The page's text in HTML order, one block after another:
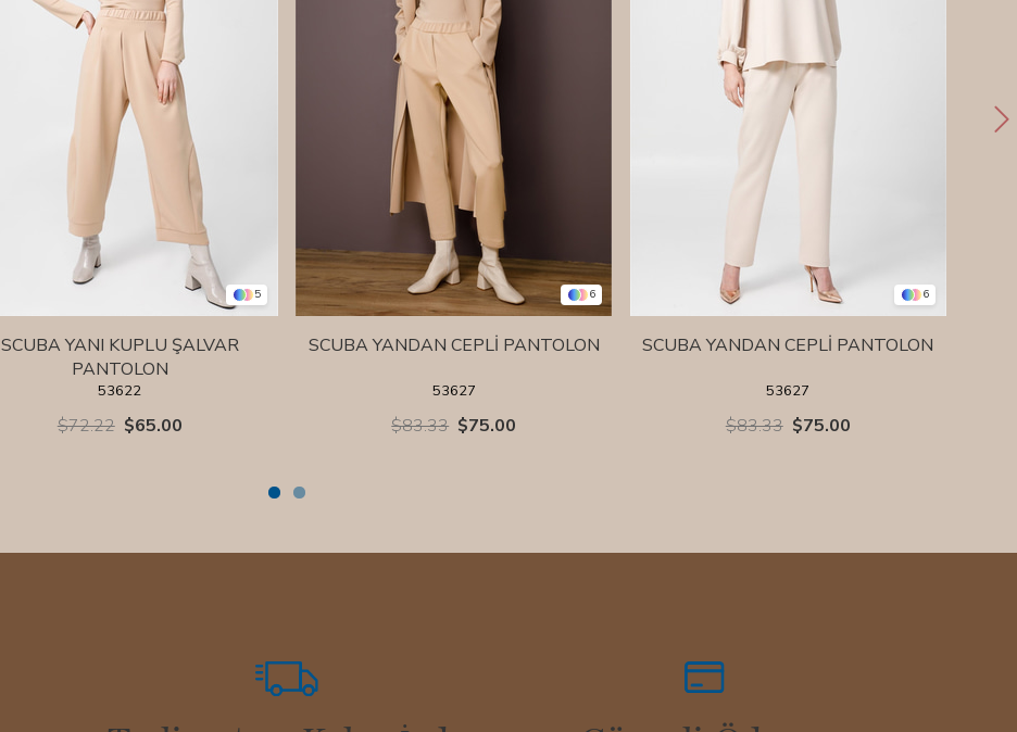
5
SCUBA YANI KUPLU ŞALVAR
PANTOLON
53622
$65.00
$72.22
6
SCUBA YANDAN CEPLİ PANTOLON
53627
$75.00
$83.33
6
SCUBA YANDAN CEPLİ PANTOLON
53627
$75.00
$83.33